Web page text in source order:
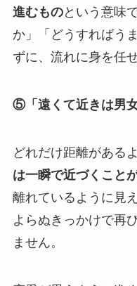
進むものという意味
か」「どうすればう
ずに、流れに身を任
⑤「遠くて近きは男女
どれだけ距離がある
は一瞬で近づくこと
離れているように見
よらぬきっかけで再
ません。